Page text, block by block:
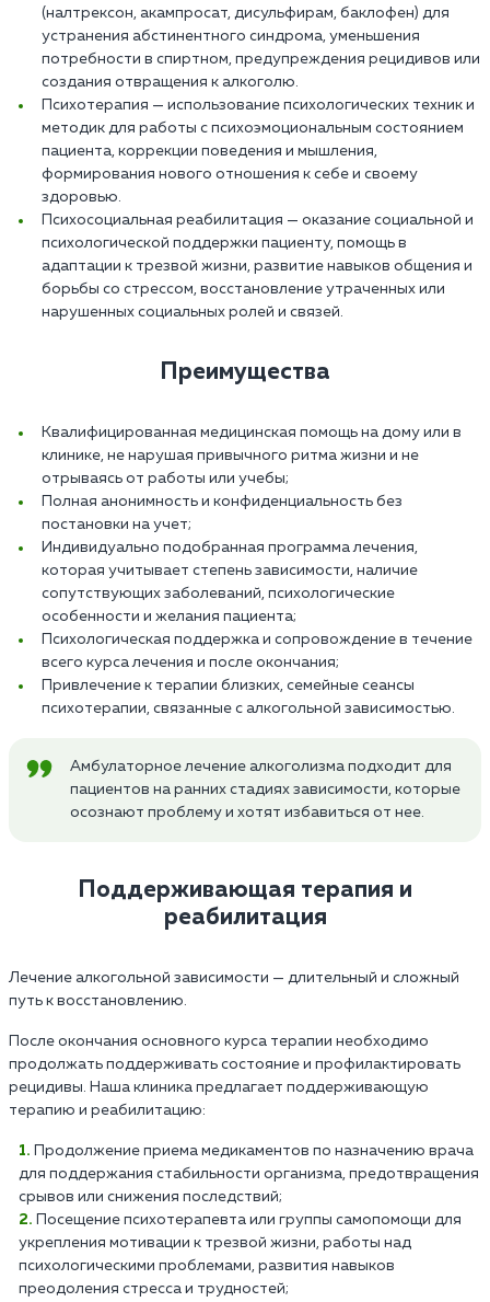
(налтрексон, акампросат, дисульфирам, баклофен) для
устранения абстинентного синдрома, уменьшения
потребности в спиртном, предупреждения рецидивов или
создания отвращения к алкоголю.
Психотерапия — использование психологических техник и
методик для работы с психоэмоциональным состоянием
пациента, коррекции поведения и мышления,
формирования нового отношения к себе и своему
здоровью.
Психосоциальная реабилитация — оказание социальной и
психологической поддержки пациенту, помощь в
адаптации к трезвой жизни, развитие навыков общения и
борьбы со стрессом, восстановление утраченных или
нарушенных социальных ролей и связей.
Преимущества
Квалифицированная медицинская помощь на дому или в
клинике, не нарушая привычного ритма жизни и не
отрываясь от работы или учебы;
Полная анонимность и конфиденциальность без
постановки на учет;
Индивидуально подобранная программа лечения,
которая учитывает степень зависимости, наличие
сопутствующих заболеваний, психологические
особенности и желания пациента;
Психологическая поддержка и сопровождение в течение
всего курса лечения и после окончания;
Привлечение к терапии близких, семейные сеансы
психотерапии, связанные с алкогольной зависимостью.
Амбулаторное лечение алкоголизма подходит для
пациентов на ранних стадиях зависимости, которые
осознают проблему и хотят избавиться от нее.
Поддерживающая терапия и
реабилитация
Лечение алкогольной зависимости — длительный и сложный
путь к восстановлению.
После окончания основного курса терапии необходимо
продолжать поддерживать состояние и профилактировать
рецидивы. Наша клиника предлагает поддерживающую
терапию и реабилитацию:
Продолжение приема медикаментов по назначению врача
для поддержания стабильности организма, предотвращения
срывов или снижения последствий;
Посещение психотерапевта или группы самопомощи для
укрепления мотивации к трезвой жизни, работы над
психологическими проблемами, развития навыков
преодоления стресса и трудностей;